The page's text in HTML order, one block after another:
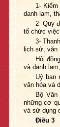
1-
danh lam,
2- Quy
tổ chức việc
3-
lịch sử, văn
Hội
và danh
Uỷ ban
văn hóa và
Bộ
những cơ
và sử dụng
Điều 3